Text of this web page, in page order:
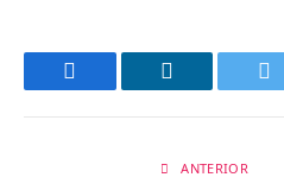
ANTERIOR